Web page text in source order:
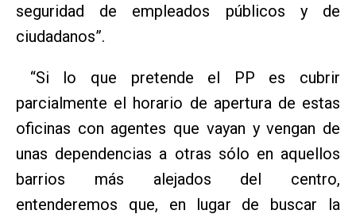
seguridad de empleados públicos y de
ciudadanos”.
“Si lo que pretende el PP es cubrir
parcialmente el horario de apertura de estas
oficinas con agentes que vayan y vengan de
unas dependencias a otras sólo en aquellos
barrios más alejados del centro,
entenderemos que, en lugar de buscar la